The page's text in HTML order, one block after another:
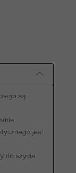
są
jest
do szycia